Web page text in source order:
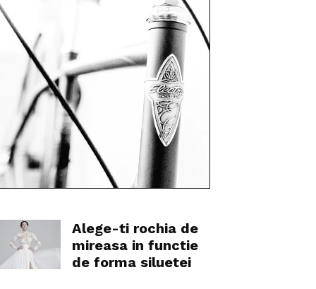
Alege-ti rochia de
mireasa in functie
de forma siluetei